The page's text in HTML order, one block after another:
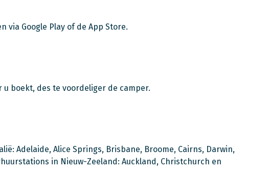
via Google Play of de App Store.
boekt, des te voordeliger de camper.
Adelaide, Alice Springs, Brisbane, Broome, Cairns, Darwin,
in Nieuw-Zeeland: Auckland, Christchurch en